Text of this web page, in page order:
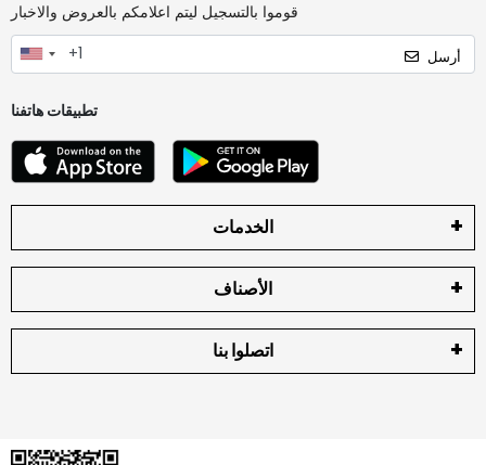
قوموا بالتسجيل ليتم اعلامكم بالعروض والاخبار
أرسل
تطبيقات هاتفنا
الخدمات
الأصناف
اتصلوا بنا